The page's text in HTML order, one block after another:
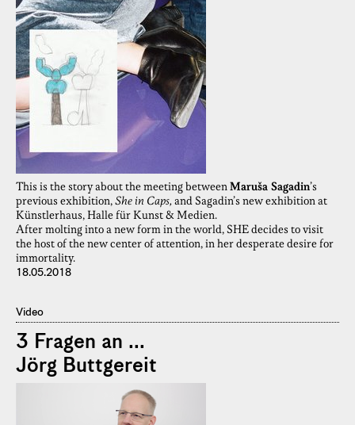
This is the story about the meeting betweenMaruša Sagadin’s
previous exhibition,She in Caps,and Sagadin’s new exhibition at
Künstlerhaus, Halle für Kunst & Medien.
After molting into a new form in the world, SHE decides to visit
the host of the new center of attention, in her desperate desire for
immortality.
18.05.2018
Video
3 Fragen an ...
Jörg Buttgereit